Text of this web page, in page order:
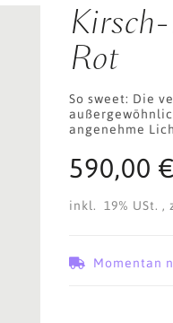
Rot
So sweet: Die
angenehme
590,00 €
inkl. 19% USt. ,
Momentan